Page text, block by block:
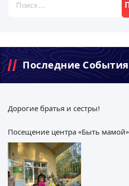
Последние События
Дорогие братья и сестры!
Посещение центра «Быть мамой»